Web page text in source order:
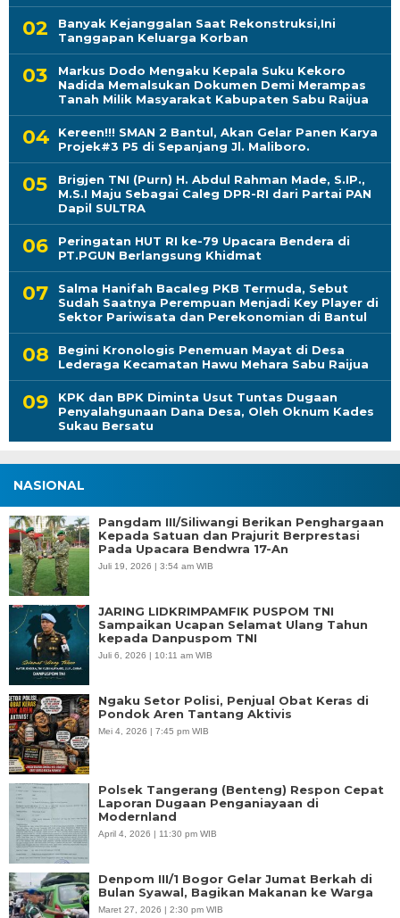
Banyak Kejanggalan Saat Rekonstruksi,Ini
Tanggapan Keluarga Korban
Markus Dodo Mengaku Kepala Suku Kekoro
Nadida Memalsukan Dokumen Demi Merampas
Tanah Milik Masyarakat Kabupaten Sabu Raijua
Kereen!!! SMAN 2 Bantul, Akan Gelar Panen Karya
Projek#3 P5 di Sepanjang Jl. Maliboro.
Brigjen TNI (Purn) H. Abdul Rahman Made, S.IP.,
M.S.I Maju Sebagai Caleg DPR-RI dari Partai PAN
Dapil SULTRA
Peringatan HUT RI ke-79 Upacara Bendera di
PT.PGUN Berlangsung Khidmat
Salma Hanifah Bacaleg PKB Termuda, Sebut
Sudah Saatnya Perempuan Menjadi Key Player di
Sektor Pariwisata dan Perekonomian di Bantul
Begini Kronologis Penemuan Mayat di Desa
Lederaga Kecamatan Hawu Mehara Sabu Raijua
KPK dan BPK Diminta Usut Tuntas Dugaan
Penyalahgunaan Dana Desa, Oleh Oknum Kades
Sukau Bersatu
NASIONAL
Pangdam III/Siliwangi Berikan Penghargaan
Kepada Satuan dan Prajurit Berprestasi
Pada Upacara Bendwra 17-An
Juli 19, 2026 | 3:54 am WIB
JARING LIDKRIMPAMFIK PUSPOM TNI
Sampaikan Ucapan Selamat Ulang Tahun
kepada Danpuspom TNI
Juli 6, 2026 | 10:11 am WIB
Ngaku Setor Polisi, Penjual Obat Keras di
Pondok Aren Tantang Aktivis
Mei 4, 2026 | 7:45 pm WIB
Polsek Tangerang (Benteng) Respon Cepat
Laporan Dugaan Penganiayaan di
Modernland
April 4, 2026 | 11:30 pm WIB
Denpom III/1 Bogor Gelar Jumat Berkah di
Bulan Syawal, Bagikan Makanan ke Warga
Maret 27, 2026 | 2:30 pm WIB